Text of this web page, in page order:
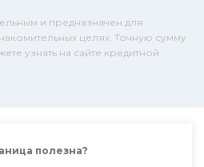
и предназначен для
целях. Точную сумму
узнать на сайте кредитной
полезна?